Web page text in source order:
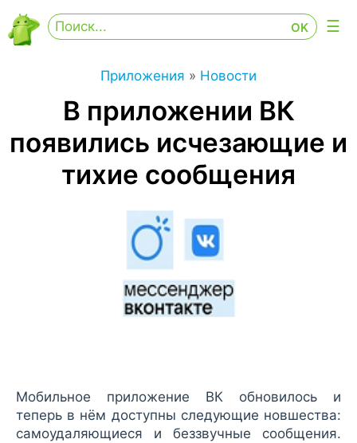
Приложения » Новости
В приложении ВК
появились исчезающие и
тихие сообщения
Мобильное приложение ВК обновилось и
теперь в нём доступны следующие новшества:
самоудаляющиеся и беззвучные сообщения.